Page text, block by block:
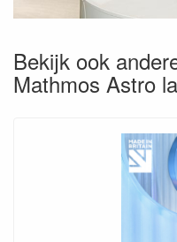
Bekijk ook
Mathmos Astro